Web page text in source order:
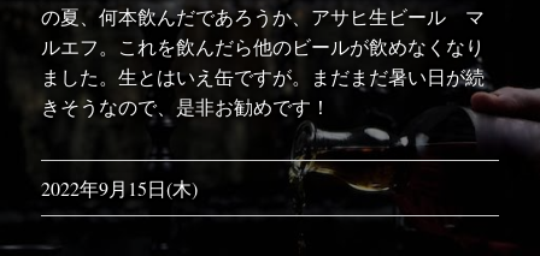
の夏、何本飲んだであろうか、アサヒ生ビール マ
ルエフ。これを飲んだら他のビールが飲めなくなり
ました。生とはいえ缶ですが。まだまだ暑い日が続
きそうなので、是非お勧めです！
2022年9月15日(木)